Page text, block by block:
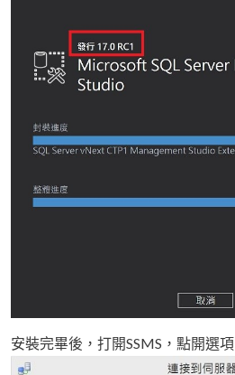
安裝完畢後，打開SSMS，點開選項